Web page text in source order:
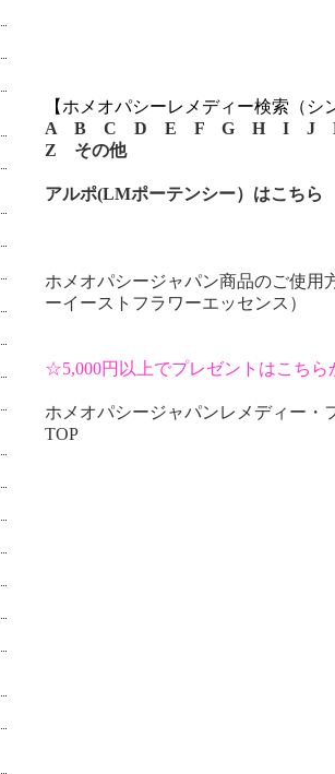
【ホメオパシーレメディー検索（シ
A
B C D E F G H I J
Z
その他
アルポ(LMポーテンシー）はこちら
ホメオパシージャパン商品のご使用
ーイーストフラワーエッセンス）
☆5,000円以上でプレゼントはこちら
ホメオパシージャパンレメディー・
TOP